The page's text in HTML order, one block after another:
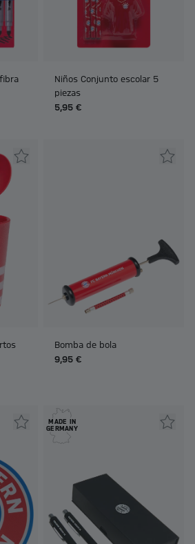
Niños Conjunto escolar 5
piezas
5,95 €
Bomba de bola
9,95 €
MADE IN
GERMANY